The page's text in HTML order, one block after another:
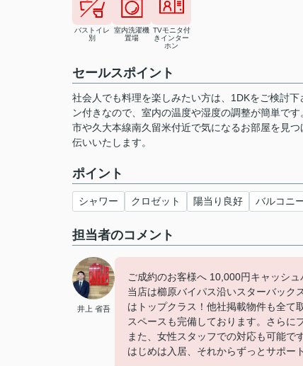
バストイレ
別
室内洗濯機
置場
TVモニタ付
きインター
ホン
セールスポイント
社会人でも料理を楽しみたい方は、1DKをご検討
ン付きなので、室内の温度や湿度の調整が簡単で
市や久大本線南久留米付近で気になるお部屋を見
伝いいたします。
ポイント
シャワー クロゼット 陽当り良好 バルコニ
担当者のコメント
井上 省吾
ご成約のお客様へ 10,000円キャッシュ
当店は櫛原バイパス沿いスターバック
はトップクラス！他社掲載物件も全て
スペースも完備しております。さらに
また、女性スタッフでの対応も可能で
はじめは入居、それからずっとサポー